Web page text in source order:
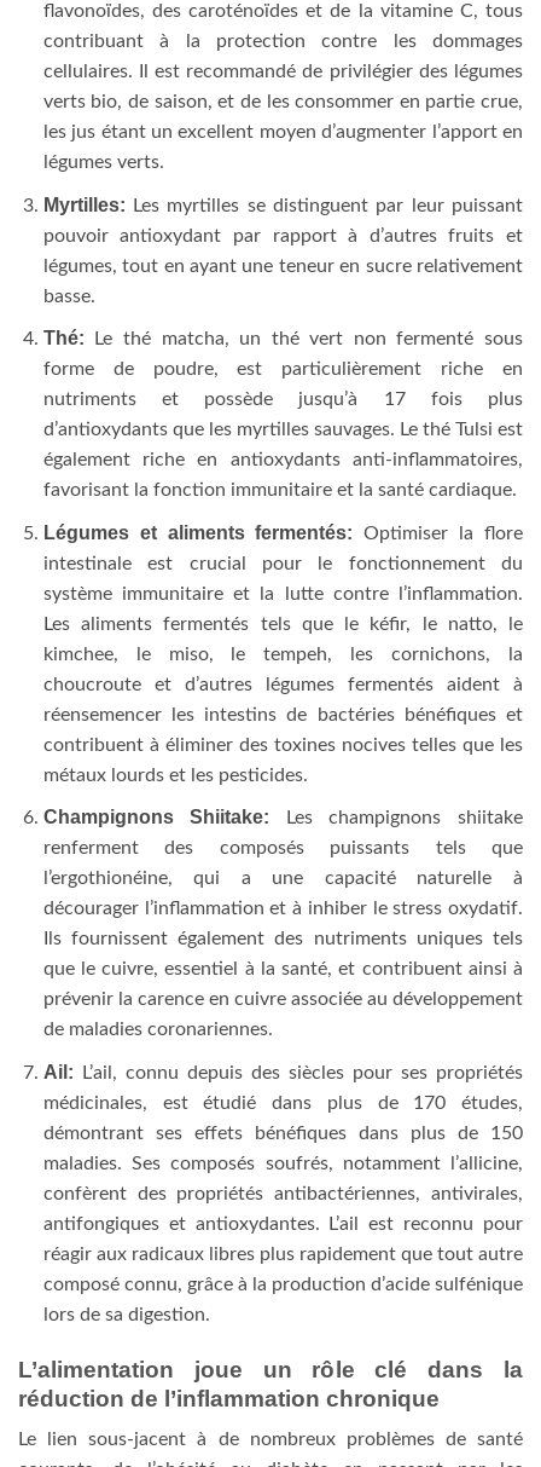
flavonoïdes, des caroténoïdes et de la vitamine C, tous
contribuant à la protection contre les dommages
cellulaires. Il est recommandé de privilégier des légumes
verts bio, de saison, et de les consommer en partie crue,
les jus étant un excellent moyen d’augmenter l’apport en
légumes verts.
Myrtilles: Les myrtilles se distinguent par leur puissant
pouvoir antioxydant par rapport à d’autres fruits et
légumes, tout en ayant une teneur en sucre relativement
basse.
Thé: Le thé matcha, un thé vert non fermenté sous
forme de poudre, est particulièrement riche en
nutriments et possède jusqu’à 17 fois plus
d’antioxydants que les myrtilles sauvages. Le thé Tulsi est
également riche en antioxydants anti-inflammatoires,
favorisant la fonction immunitaire et la santé cardiaque.
Légumes et aliments fermentés: Optimiser la flore
intestinale est crucial pour le fonctionnement du
système immunitaire et la lutte contre l’inflammation.
Les aliments fermentés tels que le kéfir, le natto, le
kimchee, le miso, le tempeh, les cornichons, la
choucroute et d’autres légumes fermentés aident à
réensemencer les intestins de bactéries bénéfiques et
contribuent à éliminer des toxines nocives telles que les
métaux lourds et les pesticides.
Champignons Shiitake: Les champignons shiitake
renferment des composés puissants tels que
l’ergothionéine, qui a une capacité naturelle à
décourager l’inflammation et à inhiber le stress oxydatif.
Ils fournissent également des nutriments uniques tels
que le cuivre, essentiel à la santé, et contribuent ainsi à
prévenir la carence en cuivre associée au développement
de maladies coronariennes.
Ail: L’ail, connu depuis des siècles pour ses propriétés
médicinales, est étudié dans plus de 170 études,
démontrant ses effets bénéfiques dans plus de 150
maladies. Ses composés soufrés, notamment l’allicine,
confèrent des propriétés antibactériennes, antivirales,
antifongiques et antioxydantes. L’ail est reconnu pour
réagir aux radicaux libres plus rapidement que tout autre
composé connu, grâce à la production d’acide sulfénique
lors de sa digestion.
L’alimentation joue un rôle clé dans la
réduction de l’inflammation chronique
Le lien sous-jacent à de nombreux problèmes de santé